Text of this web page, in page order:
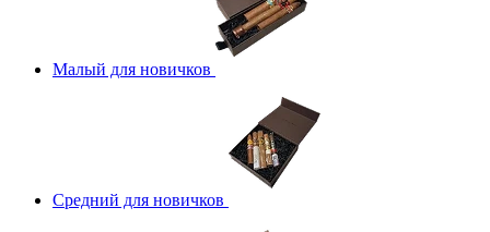
Малый для новичков
Средний для новичков